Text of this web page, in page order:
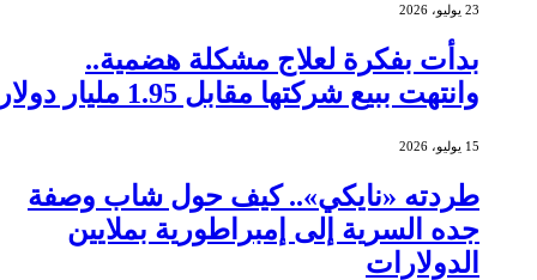
23 يوليو، 2026
بدأت بفكرة لعلاج مشكلة هضمية..
وانتهت ببيع شركتها مقابل 1.95 مليار دولار
15 يوليو، 2026
طردته «نايكي».. كيف حول شاب وصفة
جده السرية إلى إمبراطورية بملايين
الدولارات